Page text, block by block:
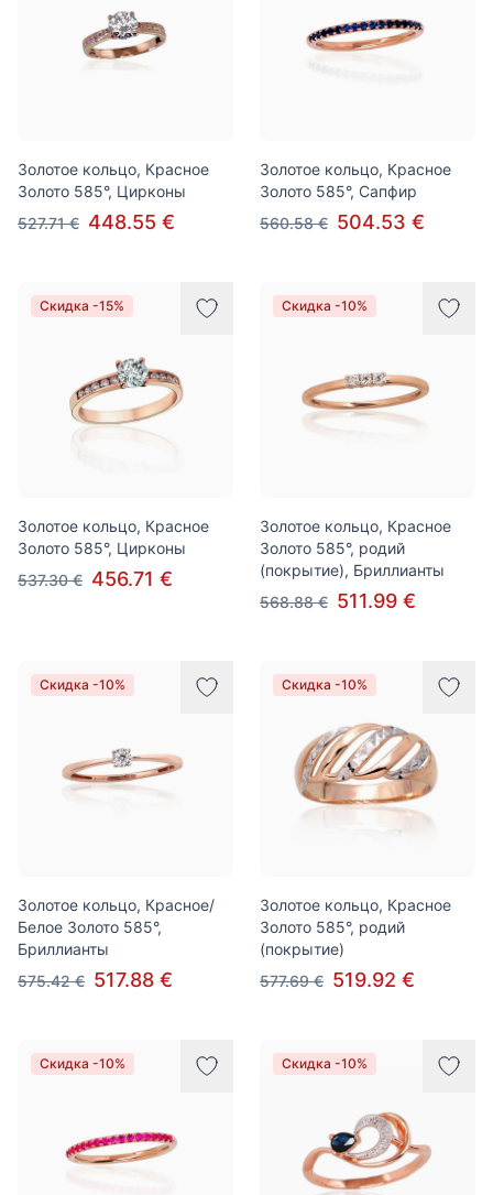
Золотое кольцо, Красное
Золото 585°, Цирконы
527.71 € 448.55 €
Золотое кольцо, Красное
Золото 585°, Сапфир
560.58 € 504.53 €
Скидка -15%
Золотое кольцо, Красное
Золото 585°, Цирконы
537.30 € 456.71 €
Скидка -10%
Золотое кольцо, Красное
Золото 585°, родий
(покрытие), Бриллианты
568.88 € 511.99 €
Скидка -10%
Золотое кольцо, Красное/
Белое Золото 585°,
Бриллианты
575.42 € 517.88 €
Скидка -10%
Золотое кольцо, Красное
Золото 585°, родий
(покрытие)
577.69 € 519.92 €
Скидка -10% Скидка -10%